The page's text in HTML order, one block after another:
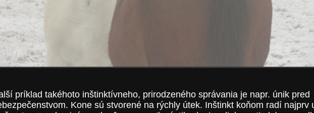
príklad takéhoto inštinktívneho, prirodzeného správania je napr. únik pred
Kone sú stvorené na rýchly útek. Inštinkt koňom radí najprv